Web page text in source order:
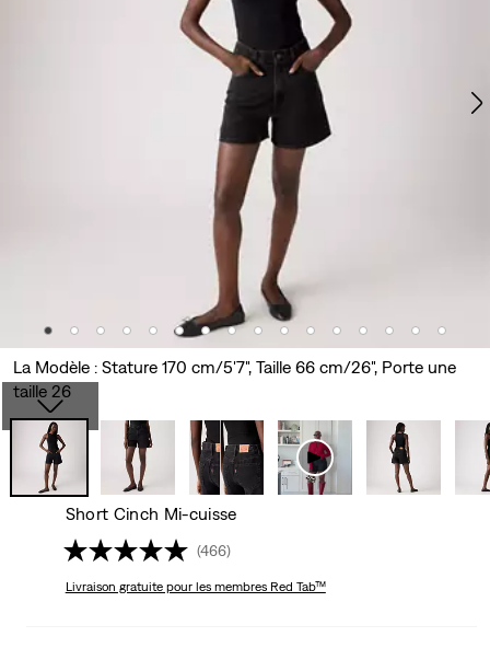
La Modèle : Stature 170 cm/5'7", Taille 66 cm/26", Porte une
taille 26
Short Cinch Mi-cuisse
(466)
Livraison gratuitepour les membres Red Tab™